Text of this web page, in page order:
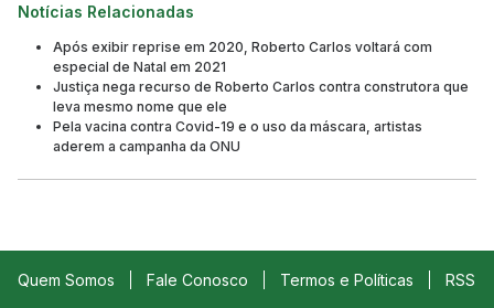
Notícias Relacionadas
Após exibir reprise em 2020, Roberto Carlos voltará com
especial de Natal em 2021
Justiça nega recurso de Roberto Carlos contra construtora que
leva mesmo nome que ele
Pela vacina contra Covid-19 e o uso da máscara, artistas
aderem a campanha da ONU
Quem Somos Fale Conosco Termos e Políticas RSS